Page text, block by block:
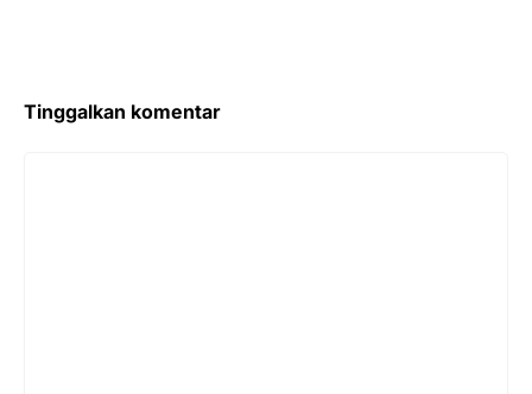
Tinggalkan komentar